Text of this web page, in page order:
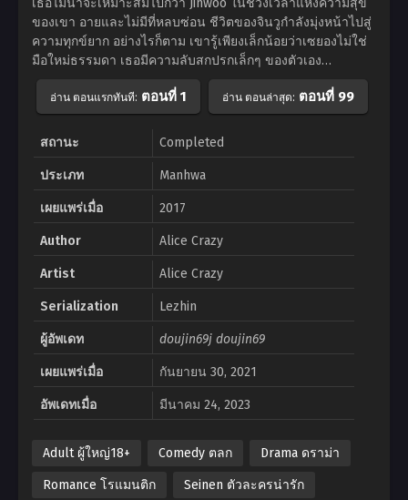
เธอไม่น่าจะเหมาะสมไปกว่า Jinwoo ในช่วงเวลาแห่งความสุข
ของเขา อายและไม่มีที่หลบซ่อน ชีวิตของจินวูกำลังมุ่งหน้าไปสู่
ความทุกข์ยาก อย่างไรก็ตาม เขารู้เพียงเล็กน้อยว่าเซยองไม่ใช่
มือใหม่ธรรมดา เธอมีความลับสกปรกเล็กๆ ของตัวเอง…
อ่าน ตอนแรกทันที: ตอนที่ 1 อ่าน ตอนล่าสุด: ตอนที่ 99
สถานะ Completed
ประเภท Manhwa
เผยแพร่เมื่อ 2017
Author Alice Crazy
Artist Alice Crazy
Serialization Lezhin
ผู้อัพเดท doujin69j doujin69
เผยแพร่เมื่อ กันยายน 30, 2021
อัพเดทเมื่อ มีนาคม 24, 2023
Adult ผู้ใหญ่18+ Comedy ตลก Drama ดราม่า
Romance โรแมนติก Seinen ตัวละครน่ารัก